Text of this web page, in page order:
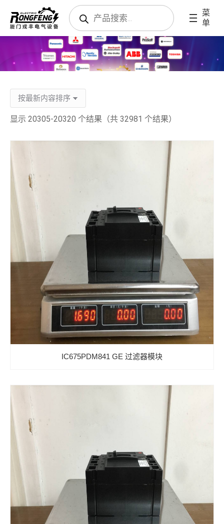
菜
单
搜
索
产
品
显示 20305-20320 个结果（共 32981 个结果）
IC675PDM841 GE 过滤器模块